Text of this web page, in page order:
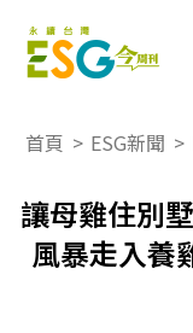
首頁 > ESG新聞 >
讓母雞住別
風暴走入養